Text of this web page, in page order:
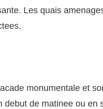
Les quais
monumentale et
de matinee ou en